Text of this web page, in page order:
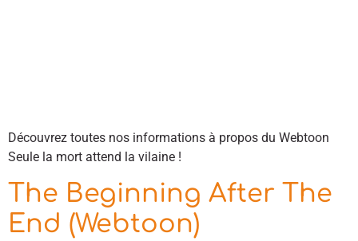
Découvrez toutes nos informations à propos du Webtoon
Seule la mort attend la vilaine !
The Beginning After The
End (Webtoon)